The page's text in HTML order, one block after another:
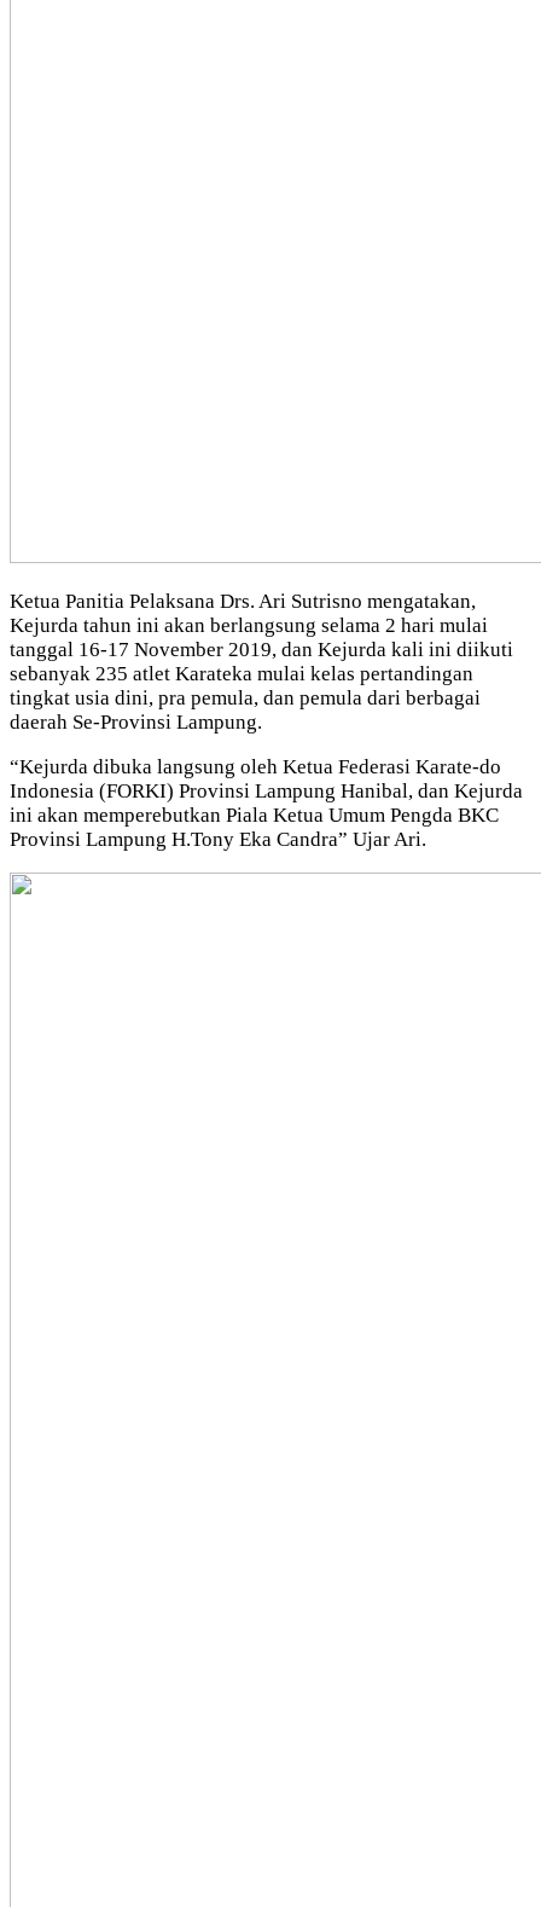
Ketua Panitia Pelaksana Drs. Ari Sutrisno mengatakan,
Kejurda tahun ini akan berlangsung selama 2 hari mulai
tanggal 16-17 November 2019, dan Kejurda kali ini diikuti
sebanyak 235 atlet Karateka mulai kelas pertandingan
tingkat usia dini, pra pemula, dan pemula dari berbagai
daerah Se-Provinsi Lampung.
“Kejurda dibuka langsung oleh Ketua Federasi Karate-do
Indonesia (FORKI) Provinsi Lampung Hanibal, dan Kejurda
ini akan memperebutkan Piala Ketua Umum Pengda BKC
Provinsi Lampung H.Tony Eka Candra” Ujar Ari.